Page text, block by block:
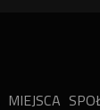
MIEJSCA